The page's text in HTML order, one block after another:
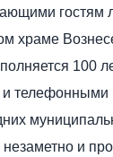
гостям
храме
100
телефонными
и